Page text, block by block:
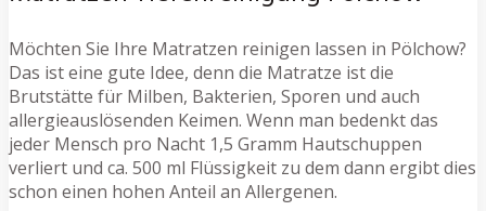
Möchten Sie Ihre Matratzen reinigen lassen in Pölchow?
Das ist eine gute Idee, denn die Matratze ist die
Brutstätte für Milben, Bakterien, Sporen und auch
allergieauslösenden Keimen. Wenn man bedenkt das
jeder Mensch pro Nacht 1,5 Gramm Hautschuppen
verliert und ca. 500 ml Flüssigkeit zu dem dann ergibt dies
schon einen hohen Anteil an Allergenen.